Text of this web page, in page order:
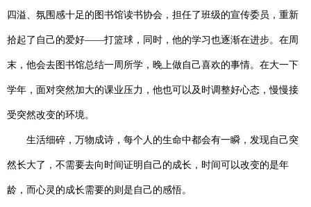
四溢、氛围感十足的图书馆读书协会，担任了班级的宣传委员，重新
拾起了自己的爱好——打篮球，同时，他的学习也逐渐在进步。在周
末，他会去图书馆总结一周所学，晚上做自己喜欢的事情。在大一下
学年，面对突然加大的课业压力，他也可以及时调整好心态，慢慢接
受突然改变的环境。
生活细碎，万物成诗，每个人的生命中都会有一瞬，发现自己突
然长大了，不需要去向时间证明自己的成长，时间可以改变的是年
龄，而心灵的成长需要的则是自己的感悟。